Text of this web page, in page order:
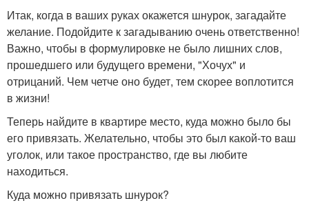
Итак, когда в ваших руках окажется шнурок, загадайте
желание. Подойдите к загадыванию очень ответственно!
Важно, чтобы в формулировке не было лишних слов,
прошедшего или будущего времени, "Хочух" и
отрицаний. Чем четче оно будет, тем скорее воплотится
в жизни!
Теперь найдите в квартире место, куда можно было бы
его привязать. Желательно, чтобы это был какой-то ваш
уголок, или такое пространство, где вы любите
находиться.
Куда можно привязать шнурок?